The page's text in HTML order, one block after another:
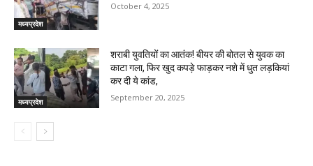
मध्यप्रदेश
October 4, 2025
मध्यप्रदेश
शराबी युवतियों का आतंक! बीयर की बोतल से युवक का
काटा गला, फिर खुद कपड़े फाड़कर नशे में धुत लड़कियां
कर दी ये कांड,
September 20, 2025